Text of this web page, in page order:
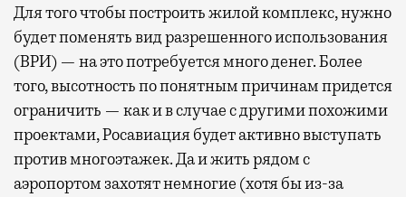
Для того чтобы построить жилой комплекс, нужно
будет поменять вид разрешенного использования
(ВРИ) — на это потребуется много денег. Более
того, высотность по понятным причинам придется
ограничить — как и в случае с другими похожими
проектами, Росавиация будет активно выступать
против многоэтажек. Да и жить рядом с
аэропортом захотят немногие (хотя бы из-за